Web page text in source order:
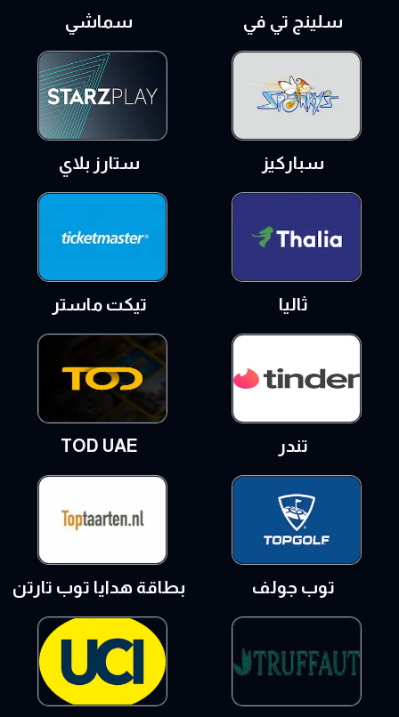
سلينج تي في سماشي
سباركيز ستارز بلاي
ثاليا تيكت ماستر
تندر TOD UAE
توب جولف بطاقة هدايا توب تارتن